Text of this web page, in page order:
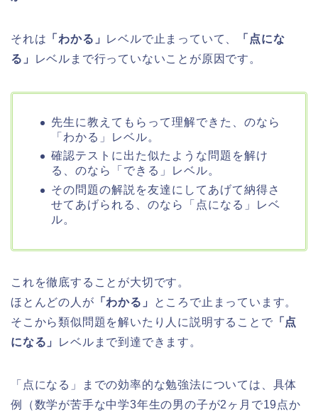
それは 「わかる」 レベルで止まっていて、
「点にな
る」
レベルまで行っていないことが原因です。
先生に教えてもらって理解できた、のなら
「わかる」レベル。
確認テストに出た似たような問題を解け
る、のなら「できる」レベル。
その問題の解説を友達にしてあげて納得さ
せてあげられる、のなら「点になる」レベ
ル。
これを徹底することが大切です。
ほとんどの人が 「わかる」
ところで止まっています。
そこから類似問題を解いたり人に説明することで 「点
になる」
レベルまで到達できます。
「点になる」までの効率的な勉強法については、具体
例（数学が苦手な中学3年生の男の子が2ヶ月で19点か